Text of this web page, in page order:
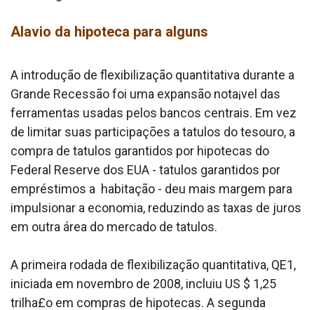
Ala­vio da hipoteca para alguns
A introdução de flexibilização quantitativa durante a
Grande Recessão foi uma expansão nota¡vel das
ferramentas usadas pelos bancos centrais. Em vez
de limitar suas participações a ta­tulos do tesouro, a
compra de ta­tulos garantidos por hipotecas do
Federal Reserve dos EUA - ta­tulos garantidos por
empréstimos a habitação - deu mais margem para
impulsionar a economia, reduzindo as taxas de juros
em outra área do mercado de ta­tulos.
A primeira rodada de flexibilização quantitativa, QE1,
iniciada em novembro de 2008, incluiu US $ 1,25
trilha£o em compras de hipotecas. A segunda